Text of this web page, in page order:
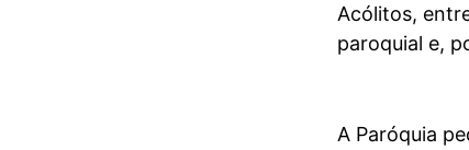
Acólitos,
paroquial e,
A Paróquia